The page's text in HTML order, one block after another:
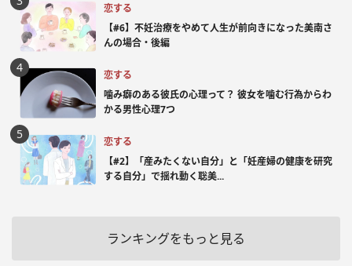
恋する
【#6】不妊治療をやめて人生が前向きになった美南さ
んの場合・後編
恋する
噛み癖のある彼氏の心理って？ 彼女を噛む行為からわ
かる男性心理7つ
恋する
【#2】「産みたくない自分」と「妊産婦の健康を研究
する自分」で揺れ動く聡美...
ランキングをもっと見る